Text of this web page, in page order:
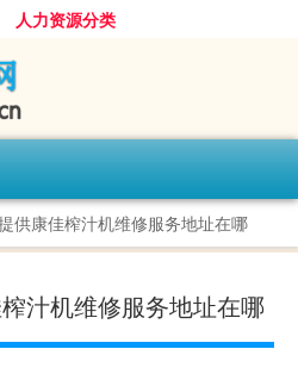
人力资源分类
供康佳榨汁机维修服务地址在哪
汁机维修服务地址在哪